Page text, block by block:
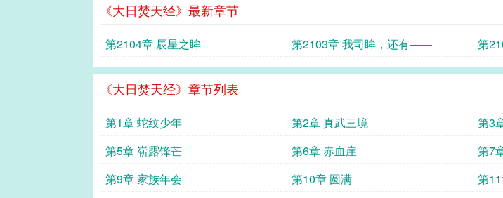
《大日焚天经》最新章节
第2104章 辰星之眸 第2103章 我司眸，还有—— 第
《大日焚天经》章节列表
第1章 蛇纹少年 第2章 真武三境 第3
第5章 崭露锋芒
第6章 赤血崖 第7
第9章 家族年会
第10章 圆满 第